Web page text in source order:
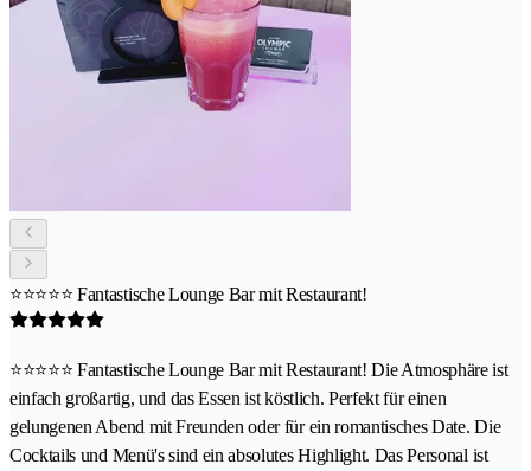
⭐⭐⭐⭐⭐ Fantastische Lounge Bar mit Restaurant!
⭐⭐⭐⭐⭐ Fantastische Lounge Bar mit Restaurant! Die Atmosphäre ist
einfach großartig, und das Essen ist köstlich. Perfekt für einen
gelungenen Abend mit Freunden oder für ein romantisches Date. Die
Cocktails und Menü's sind ein absolutes Highlight. Das Personal ist